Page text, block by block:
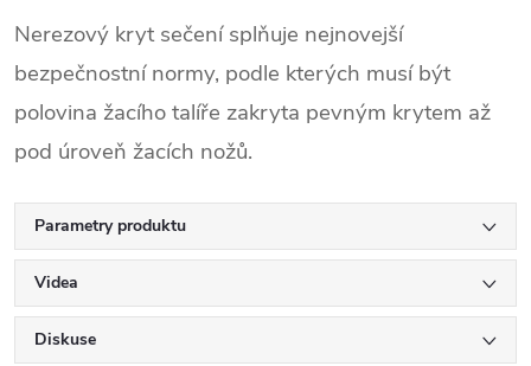
Nerezový kryt sečení splňuje nejnovejší
bezpečnostní normy, podle kterých musí být
polovina žacího talíře zakryta pevným krytem až
pod úroveň žacích nožů.
Parametry produktu
Videa
Diskuse